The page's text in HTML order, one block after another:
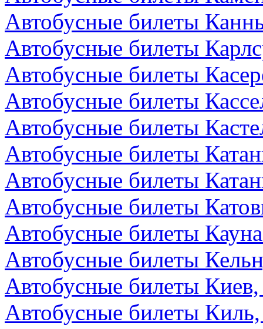
Автобусные билеты
Автобусные билеты
Автобусные билеты
Автобусные билеты
Автобусные билеты
Автобусные билеты
Автобусные билеты
Автобусные билеты
Автобусные билеты
Автобусные билеты
Автобусные билеты
Автобусные билеты